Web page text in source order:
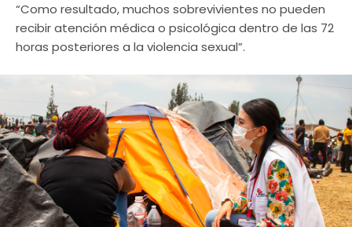
“Como resultado, muchos sobrevivientes no pueden
recibir atención médica o psicológica dentro de las 72
horas posteriores a la violencia sexual”.